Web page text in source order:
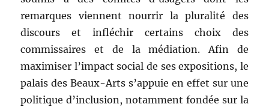
remarques viennent nourrir la pluralité des
discours et infléchir certains choix des
commissaires et de la médiation. Afin de
maximiser l’impact social de ses expositions, le
palais des Beaux-Arts s’appuie en effet sur une
politique d’inclusion, notamment fondée sur la